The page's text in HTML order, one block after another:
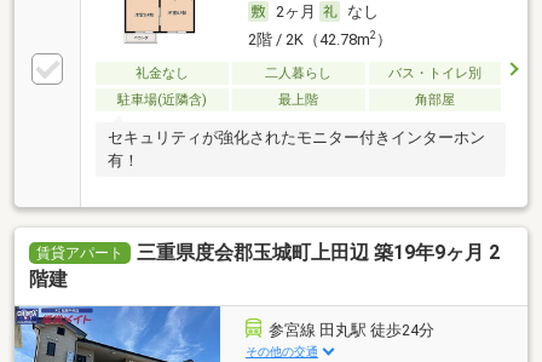
2ヶ月
なし
2階 / 2K（42.78m2）
礼金なし 二人暮らし
バス・トイレ別
駐車場(近隣含)
最上階 角部屋
セキュリティが強化されたモニター付きインターホン
有！
賃貸アパート
三重県度会郡玉城町上田辺 築19年9ヶ月 2
階建
参宮線 田丸駅 徒歩24分
その他の交通